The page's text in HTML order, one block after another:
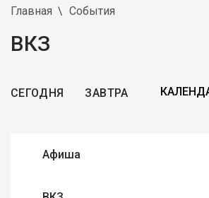
Главная События
ВКЗ
СЕГОДНЯ ЗАВТРА
Афиша